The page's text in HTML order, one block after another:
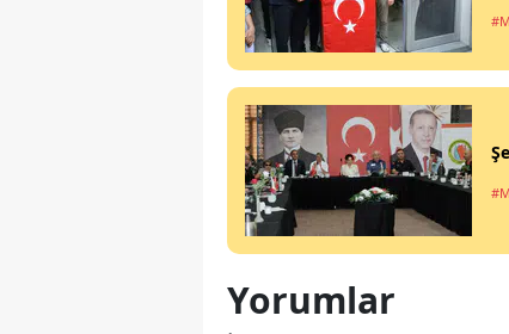
Yorumlar